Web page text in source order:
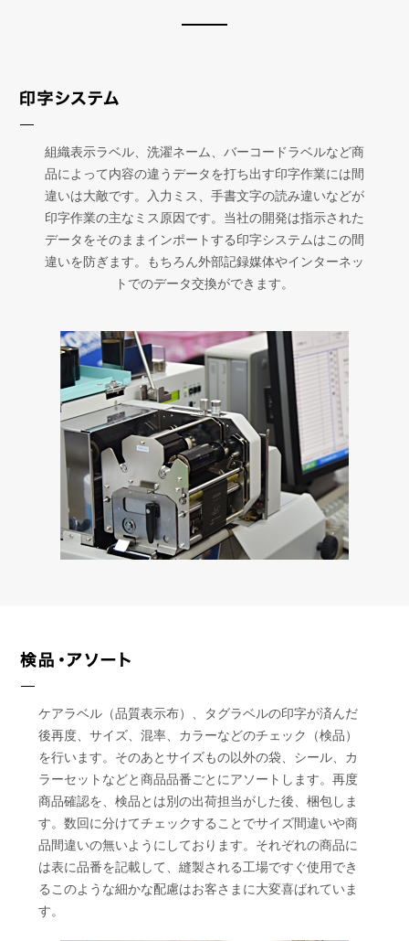
組織表示ラベル、洗濯ネーム、バーコードラベルなど商
品によって内容の違うデータを打ち出す印字作業には間
違いは大敵です。入力ミス、手書文字の読み違いなどが
印字作業の主なミス原因です。当社の開発は指示された
データをそのままインポートする印字システムはこの間
違いを防ぎます。もちろん外部記録媒体やインターネッ
トでのデータ交換ができます。
ケアラベル（品質表示布）、タグラベルの印字が済んだ
後再度、サイズ、混率、カラーなどのチェック（検品）
を行います。そのあとサイズもの以外の袋、シール、カ
ラーセットなどと商品品番ごとにアソートします。再度
商品確認を、検品とは別の出荷担当がした後、梱包しま
す。数回に分けてチェックすることでサイズ間違いや商
品間違いの無いようにしております。それぞれの商品に
は表に品番を記載して、縫製される工場ですぐ使用でき
るこのような細かな配慮はお客さまに大変喜ばれていま
す。